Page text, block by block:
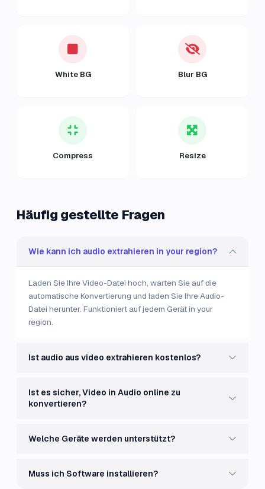
White BG Blur BG
Compress Resize
Häufig gestellte Fragen
Wie kann ich audio extrahieren in your region?
Laden Sie Ihre Video-Datei hoch, warten Sie auf die
automatische Konvertierung und laden Sie Ihre Audio-
Datei herunter. Funktioniert auf jedem Gerät in your
region.
Ist audio aus video extrahieren kostenlos?
Ist es sicher, Video in Audio online zu
konvertieren?
Welche Geräte werden unterstützt?
Muss ich Software installieren?